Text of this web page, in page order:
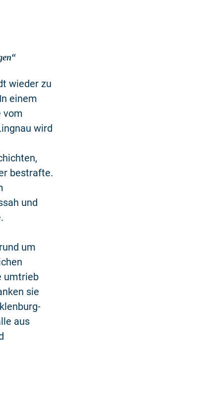
wieder zu
einem
vom
wird
bestrafte.
und
um
umtrieb
sie
aus